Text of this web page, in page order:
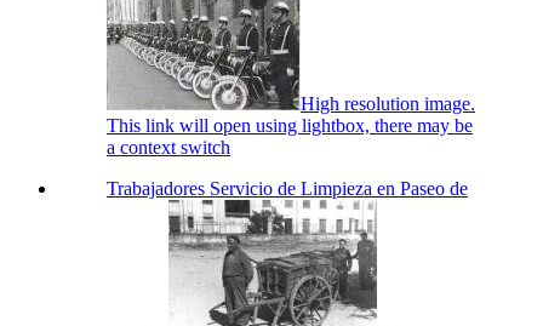
High resolution image.
This link will open using lightbox, there may be
a context switch
Trabajadores Servicio de Limpieza en Paseo de